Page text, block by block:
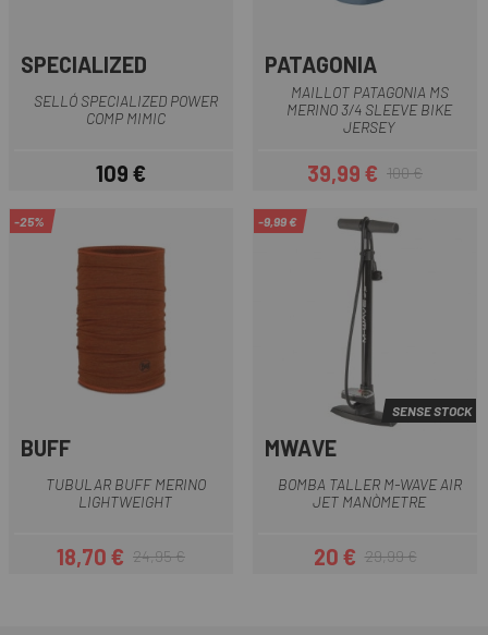
SPECIALIZED
SELLÓ SPECIALIZED POWER
COMP MIMIC
Preu
109 €
PATAGONIA
MAILLOT PATAGONIA MS
MERINO 3/4 SLEEVE BIKE
JERSEY
Preu
39,99 €Preu regular
100 €
-25%
BUFF
TUBULAR BUFF MERINO
LIGHTWEIGHT
Preu
18,70 €Preu regular
24,95 €
-9,99 €
SENSE STOCK
MWAVE
BOMBA TALLER M-WAVE AIR
JET MANÒMETRE
Preu
20 € Preu regular
29,99 €